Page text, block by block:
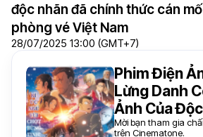
độc nhãn đã chính thức cán
phòng vé Việt Nam
28/07/2025 13:00 (GMT+7)
Phim Điện
Lừng Danh
Ảnh Của
Mời bạn tham gia
trên Cinematone.